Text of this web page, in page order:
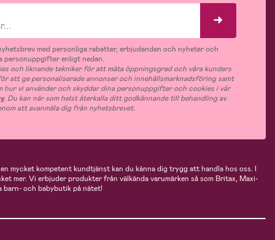
med personliga rabatter, erbjudanden och nyheter och
personuppgifter enligt nedan.
och liknande tekniker för att mäta öppningsgrad och våra kunders
att ge personaliserade annonser och innehållsmarknadsföring samt
hur vi använder och skyddar dina personuppgifter och cookies i vår
. Du kan när som helst återkalla ditt godkännande till behandling av
att avanmäla dig från nyhetsbrevet.
mycket kompetent kundtjänst kan du känna dig trygg att handla hos oss. I
mer. Vi erbjuder produkter från välkända varumärken så som Britax, Maxi-
barn- och babybutik på nätet!